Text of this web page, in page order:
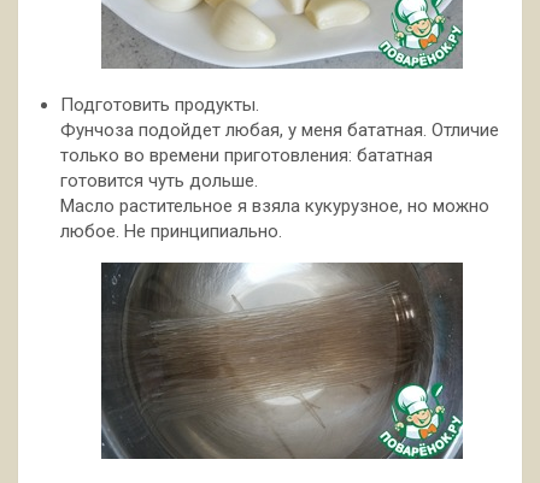
Подготовить продукты.
Фунчоза подойдет любая, у меня бататная. Отличие
только во времени приготовления: бататная
готовится чуть дольше.
Масло растительное я взяла кукурузное, но можно
любое. Не принципиально.